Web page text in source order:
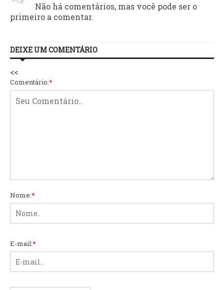
Não há comentários, mas você pode ser o
primeiro a comentar.
DEIXE UM COMENTÁRIO
<<
Comentário:*
Nome:*
E-mail:*